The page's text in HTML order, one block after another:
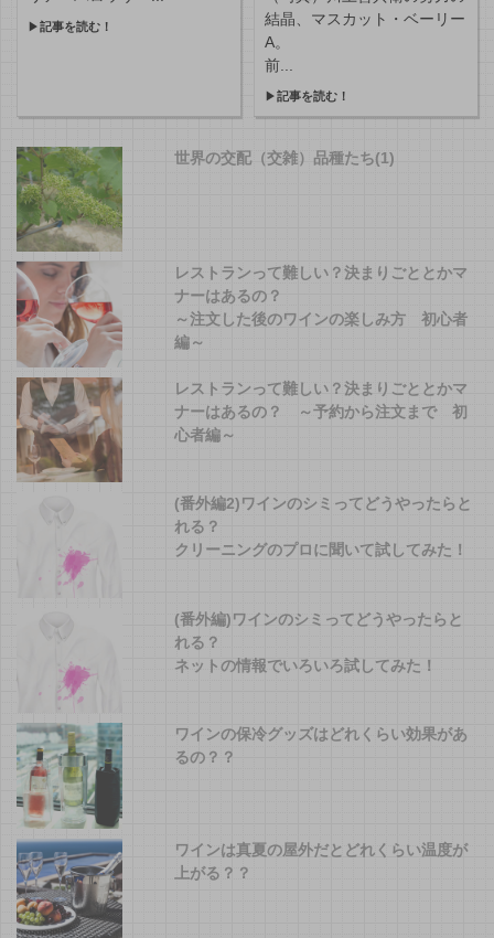
▶記事を読む！
結晶、マスカット・ベーリー
A。
前...
▶記事を読む！
世界の交配（交雑）品種たち(1)
レストランって難しい？決まりごととかマ
ナーはあるの？
～注文した後のワインの楽しみ方 初心者
編～
レストランって難しい？決まりごととかマ
ナーはあるの？ ～予約から注文まで 初
心者編～
(番外編2)ワインのシミってどうやったらと
れる？
クリーニングのプロに聞いて試してみた！
(番外編)ワインのシミってどうやったらと
れる？
ネットの情報でいろいろ試してみた！
ワインの保冷グッズはどれくらい効果があ
るの？？
ワインは真夏の屋外だとどれくらい温度が
上がる？？